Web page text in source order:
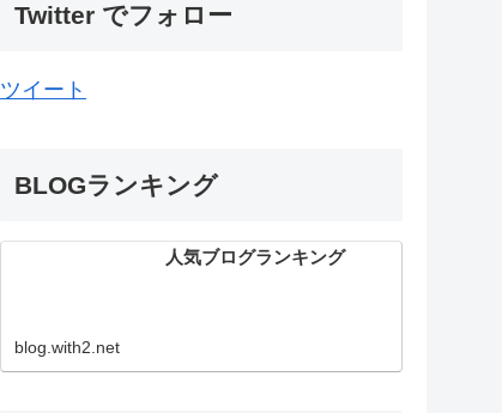
Twitter でフォロー
ツイート
BLOGランキング
人気ブログランキング
blog.with2.net